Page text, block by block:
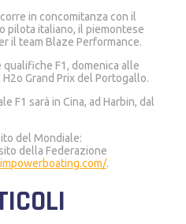
in concomitanza con il
pilota italiano, il piemontese
il team Blaze Performance.
F1, domenica alle
H2o Grand Prix del Portogallo.
F1 sarà in Cina, ad Harbin, dal
del Mondiale:
della Federazione
.